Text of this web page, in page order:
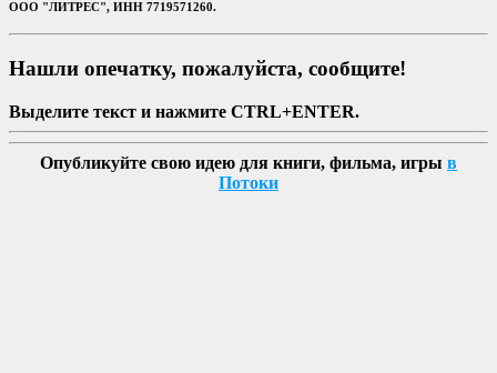
ООО "ЛИТРЕС", ИНН 7719571260.
Нашли опечатку, пожалуйста, сообщите!
Выделите текст и нажмите CTRL+ENTER.
Опубликуйте свою идею для книги, фильма, игры в
Потоки